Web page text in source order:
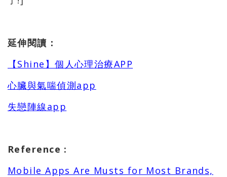
延伸閱讀：
【Shine】個人心理治療APP
心臟與氣喘偵測app
失戀陣線app
Reference :
Mobile Apps Are Musts for Most Brands,